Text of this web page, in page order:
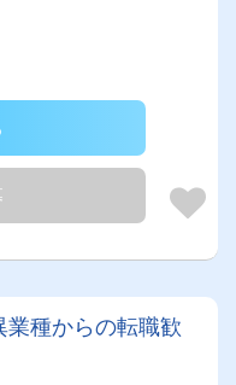
種からの転職歓